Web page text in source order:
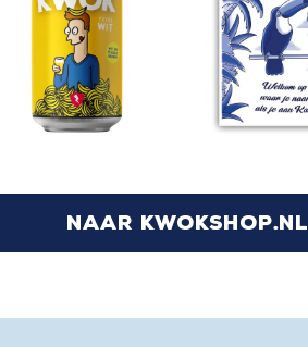
naar kwokshop.nl